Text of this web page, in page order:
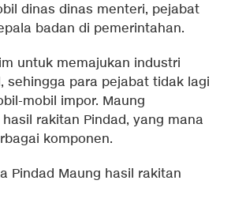
dinas dinas menteri, pejabat
badan di pemerintahan.
untuk memajukan industri
sehingga para pejabat tidak lagi
mobil impor. Maung
rakitan Pindad, yang mana
komponen.
Pindad Maung hasil rakitan